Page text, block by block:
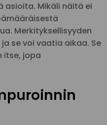
asioita. Mikäli näitä ei
Merkityksellisyyden
se voi vaatia aikaa. Se
itse, jopa